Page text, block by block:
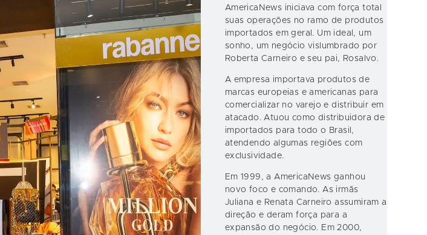
AmericaNews iniciava com força total
suas operações no ramo de produtos
importados em geral. Um ideal, um
sonho, um negócio vislumbrado por
Roberta Carneiro e seu pai, Rosalvo.
A empresa importava produtos de
marcas europeias e americanas para
comercializar no varejo e distribuir em
atacado. Atuou como distribuidora de
importados para todo o Brasil,
atendendo algumas regiões com
exclusividade.
Em 1999, a AmericaNews ganhou
novo foco e comando. As irmãs
Juliana e Renata Carneiro assumiram a
direção e deram força para a
expansão do negócio. Em 2000,